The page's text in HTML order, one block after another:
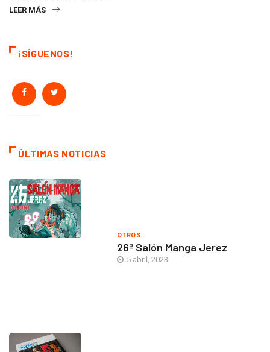
LEER MÁS
¡SÍGUENOS!
ÚLTIMAS NOTICIAS
OTROS
26º Salón Manga Jerez
5 abril, 2023